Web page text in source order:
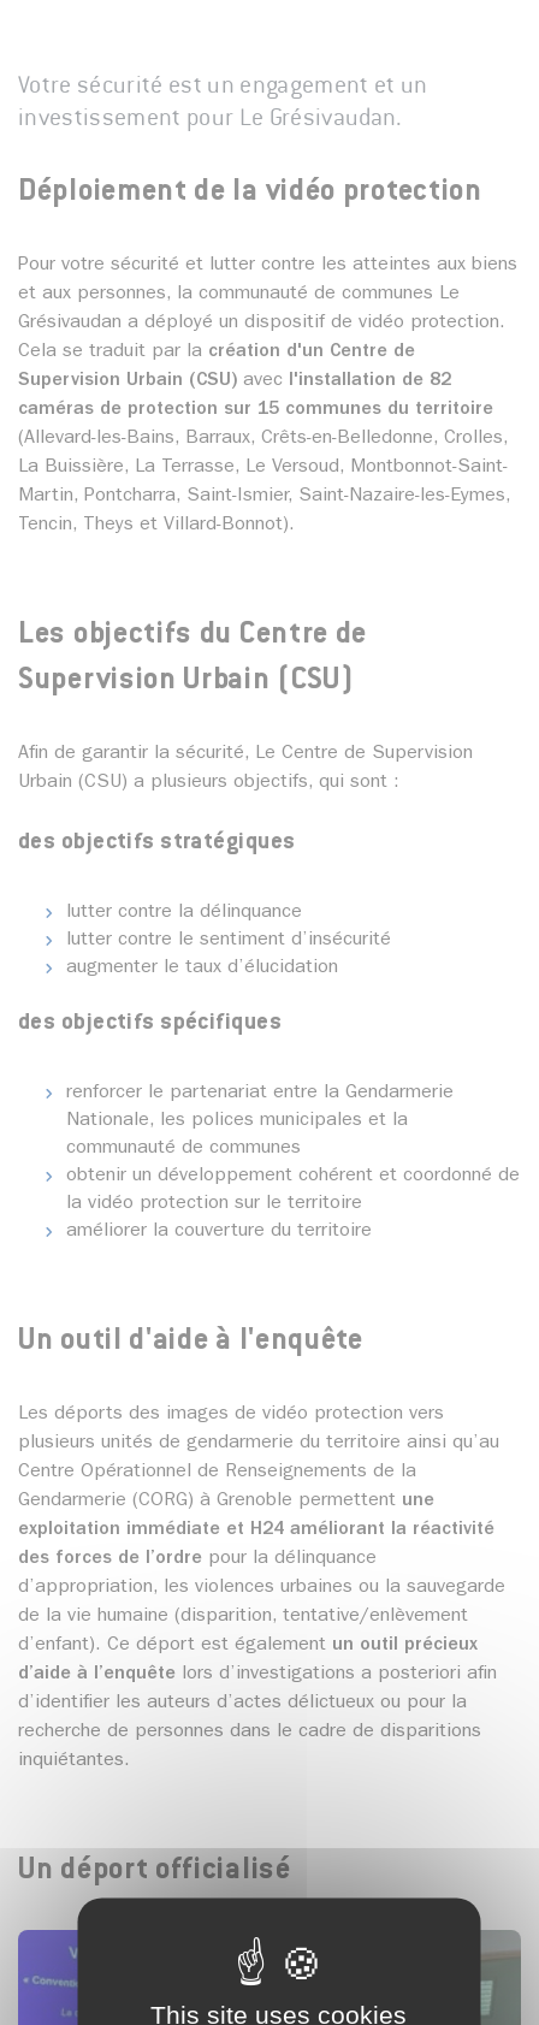
This site uses cookies
Votre sécurité est un engagement et un
investissement pour Le Grésivaudan.
Déploiement de la vidéo protection
Pour votre sécurité et lutter contre les atteintes aux biens
et aux personnes, la communauté de communes Le
Grésivaudan a déployé un dispositif de vidéo protection.
Cela se traduit par la création d'un Centre de
Supervision Urbain (CSU) avec l'installation de 82
caméras de protection sur 15 communes du territoire
(Allevard-les-Bains, Barraux, Crêts-en-Belledonne, Crolles,
La Buissière, La Terrasse, Le Versoud, Montbonnot-Saint-
Martin, Pontcharra, Saint-Ismier, Saint-Nazaire-les-Eymes,
Tencin, Theys et Villard-Bonnot).
Les objectifs du Centre de
Supervision Urbain (CSU)
Afin de garantir la sécurité, Le Centre de Supervision
Urbain (CSU) a plusieurs objectifs, qui sont :
des objectifs stratégiques
lutter contre la délinquance
lutter contre le sentiment d’insécurité
augmenter le taux d’élucidation
des objectifs spécifiques
renforcer le partenariat entre la Gendarmerie
Nationale, les polices municipales et la
communauté de communes
obtenir un développement cohérent et coordonné de
la vidéo protection sur le territoire
améliorer la couverture du territoire
Un outil d'aide à l'enquête
Les déports des images de vidéo protection vers
plusieurs unités de gendarmerie du territoire ainsi qu’au
Centre Opérationnel de Renseignements de la
Gendarmerie (CORG) à Grenoble permettent une
exploitation immédiate et H24 améliorant la réactivité
des forces de l’ordre pour la délinquance
d’appropriation, les violences urbaines ou la sauvegarde
de la vie humaine (disparition, tentative/enlèvement
d’enfant). Ce déport est également un outil précieux
d’aide à l’enquête lors d’investigations a posteriori afin
d’identifier les auteurs d’actes délictueux ou pour la
recherche de personnes dans le cadre de disparitions
inquiétantes.
Un déport officialisé